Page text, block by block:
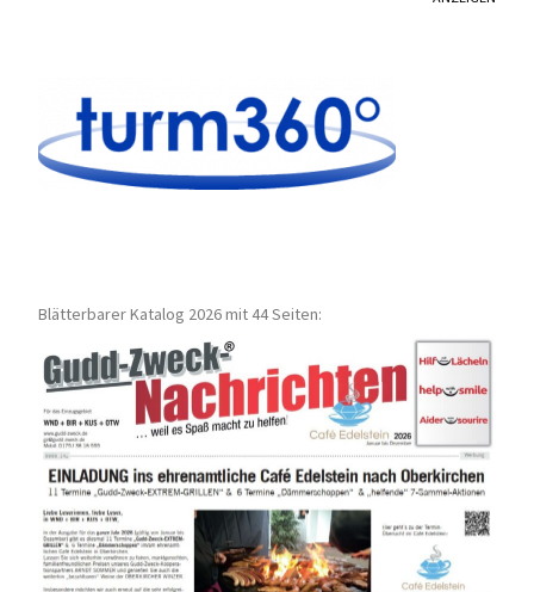
Blätterbarer Katalog 2026 mit 44 Seiten: